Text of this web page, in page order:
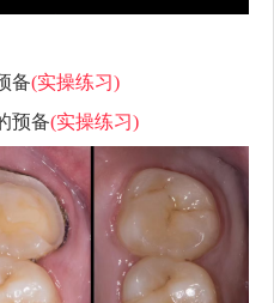
备(实操练习)
预备(实操练习)